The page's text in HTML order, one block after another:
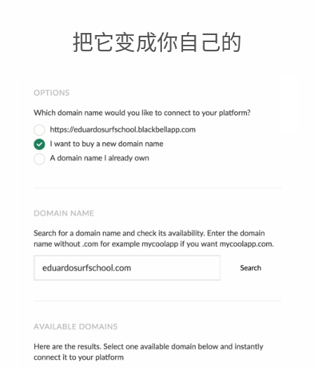
把它变成你自己的